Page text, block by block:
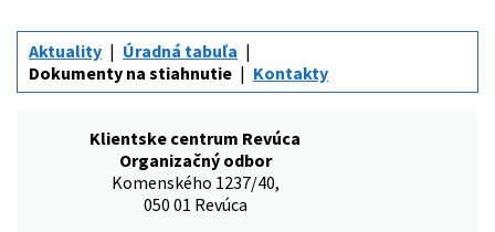
Aktuality
Úradná tabuľa
Dokumenty na stiahnutie
Kontakty
Klientske centrum Revúca
Organizačný odbor
Komenského 1237/40,
050 01 Revúca